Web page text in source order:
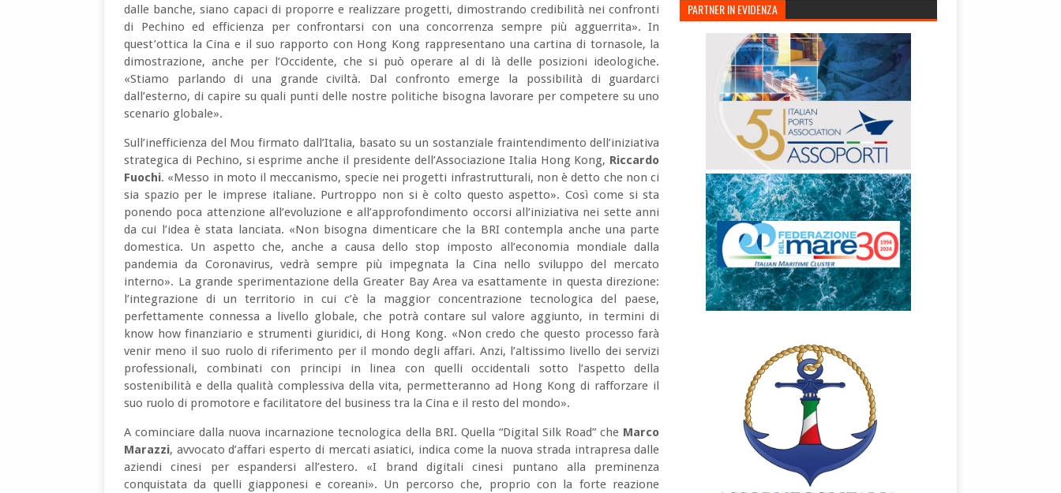
dalle banche, siano capaci di proporre e realizzare progetti, dimostrando credibilità nei confronti
di Pechino ed efficienza per confrontarsi con una concorrenza sempre più agguerrita». In
quest’ottica la Cina e il suo rapporto con Hong Kong rappresentano una cartina di tornasole, la
dimostrazione, anche per l’Occidente, che si può operare al di là delle posizioni ideologiche.
«Stiamo parlando di una grande civiltà. Dal confronto emerge la possibilità di guardarci
dall’esterno, di capire su quali punti delle nostre politiche bisogna lavorare per competere su uno
scenario globale».
Sull’inefficienza del Mou firmato dall’Italia, basato su un sostanziale fraintendimento dell’iniziativa
strategica di Pechino, si esprime anche il presidente dell’Associazione Italia Hong Kong, Riccardo
Fuochi. «Messo in moto il meccanismo, specie nei progetti infrastrutturali, non è detto che non ci
sia spazio per le imprese italiane. Purtroppo non si è colto questo aspetto». Così come si sta
ponendo poca attenzione all’evoluzione e all’approfondimento occorsi all’iniziativa nei sette anni
da cui l’idea è stata lanciata. «Non bisogna dimenticare che la BRI contempla anche una parte
domestica. Un aspetto che, anche a causa dello stop imposto all’economia mondiale dalla
pandemia da Coronavirus, vedrà sempre più impegnata la Cina nello sviluppo del mercato
interno». La grande sperimentazione della Greater Bay Area va esattamente in questa direzione:
l’integrazione di un territorio in cui c’è la maggior concentrazione tecnologica del paese,
perfettamente connessa a livello globale, che potrà contare sul valore aggiunto, in termini di
know how finanziario e strumenti giuridici, di Hong Kong. «Non credo che questo processo farà
venir meno il suo ruolo di riferimento per il mondo degli affari. Anzi, l’altissimo livello dei servizi
professionali, combinati con principi in linea con quelli occidentali sotto l’aspetto della
sostenibilità e della qualità complessiva della vita, permetteranno ad Hong Kong di rafforzare il
suo ruolo di promotore e facilitatore del business tra la Cina e il resto del mondo».
A cominciare dalla nuova incarnazione tecnologica della BRI. Quella “Digital Silk Road” che Marco
Marazzi, avvocato d’affari esperto di mercati asiatici, indica come la nuova strada intrapresa dalle
aziendi cinesi per espandersi all’estero. «I brand digitali cinesi puntano alla preminenza
conquistata da quelli giapponesi e coreani». Un percorso che, proprio con la forte reazione
PARTNER IN EVIDENZA